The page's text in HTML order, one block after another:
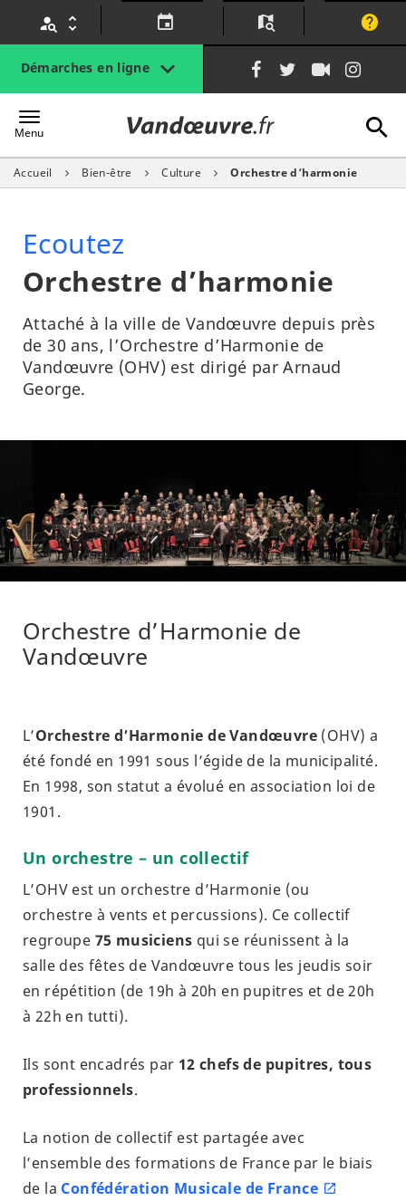
Gestion des traceurs
Démarches en ligne
Lien
vers
le
compte
Facebook
Lien
vers
Twitter
Lien
vers
chaîne
Youtube
vers
le
Menu Vandœuvre.fr
Accueil Bien-être Culture Orchestre d’harmonie
Ecoutez
Orchestre d’harmonie
Attaché à la ville de Vandœuvre depuis près
de 30 ans, l’Orchestre d’Harmonie de
Vandœuvre (OHV) est dirigé par Arnaud
George.
Orchestre d’Harmonie de
Vandœuvre
L’Orchestre d’Harmonie de Vandœuvre (OHV) a
été fondé en 1991 sous l’égide de la municipalité.
En 1998, son statut a évolué en association loi de
1901.
Un orchestre – un collectif
L’OHV est un orchestre d’Harmonie (ou
orchestre à vents et percussions). Ce collectif
regroupe 75 musiciens qui se réunissent à la
salle des fêtes de Vandœuvre tous les jeudis soir
en répétition (de 19h à 20h en pupitres et de 20h
à 22h en tutti).
Ils sont encadrés par 12 chefs de pupitres, tous
professionnels.
La notion de collectif est partagée avec
l’ensemble des formations de France par le biais
de la Confédération Musicale de France